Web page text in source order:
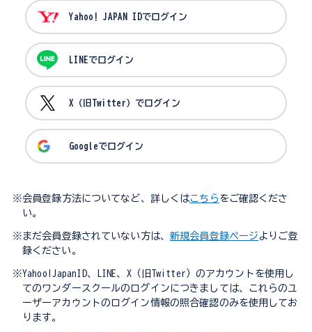
Yahoo! JAPAN IDでログイン
LINEでログイン
X（旧Twitter）でログイン
Googleでログイン
※会員登録方法についてなど、詳しくはこちら をご確認くださ
い。
※まだ会員登録されていない方は、 新規会員登録ページ よりご登
録ください。
※Yahoo!JapanID、LINE、X（旧Twitter）のアカウントを使用し
てのワンダースクールのログインにつきましては、これらのユ
ーザーアカウントのログイン情報の照合確認のみを使用してお
ります。